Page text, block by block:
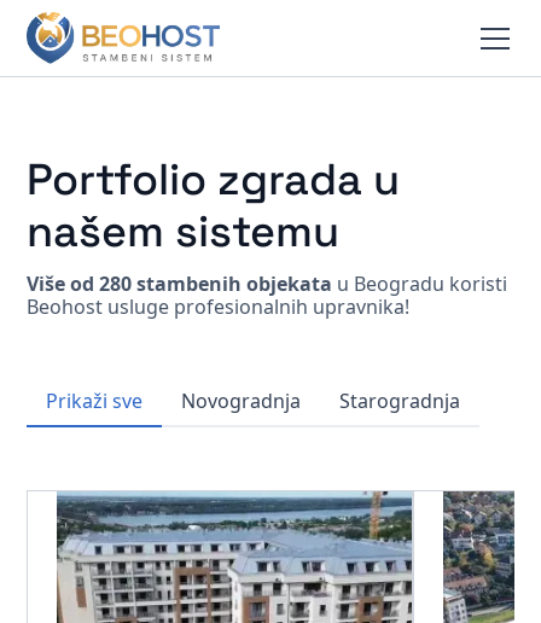
Portfolio zgrada u
našem sistemu
Više od 280 stambenih objekata u Beogradu koristi
Beohost usluge profesionalnih upravnika!
Prikaži sve Novogradnja Starogradnja